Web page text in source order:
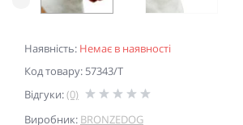
Наявність: Немає в наявності
Код товару: 57343/Т
Відгуки:(0)
Виробник: BRONZEDOG